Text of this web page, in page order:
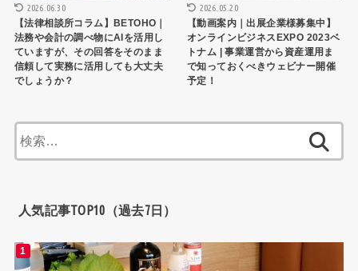
2026.06.30
【法律相談所コラム】BETOHO｜
法務や会計の調べ物にAIを活用し
ていますが、その回答をそのまま
信頼して実務に活用しても大丈夫
でしょうか？
2026.05.20
【動画案内｜出展企業様募集中】
オンラインビジネスEXPO 2023ベ
トナム | 事業運営から資産運用ま
で知っておくべきウェビナー開催
予定！
索:
人気記事TOP10（過去7日）